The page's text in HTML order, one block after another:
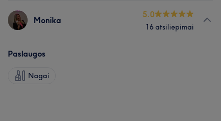
Monika
5.0
16 atsiliepimai
Paslaugos
Nagai